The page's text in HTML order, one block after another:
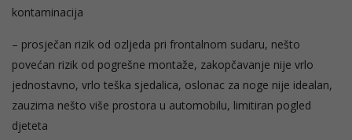
kontaminacija
– prosječan rizik od ozljeda pri frontalnom sudaru, nešto
povećan rizik od pogrešne montaže, zakopčavanje nije vrlo
jednostavno, vrlo teška sjedalica, oslonac za noge nije idealan,
zauzima nešto više prostora u automobilu, limitiran pogled
djeteta